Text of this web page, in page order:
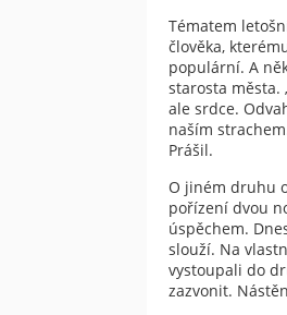
Tématem
člověka,
populární. A
starosta města.
ale srdce.
naším
Prášil.
O jiném druhu
pořízení dvou
úspěchem.
slouží. Na
vystoupali do
zazvonit.